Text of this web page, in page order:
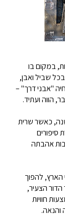
במקום בו
שביל ואבן,
"אבני דרך" –
הווה ועתיד.
החל לפני קרוב ל-20 שנה, כאשר שרית
סיפורים
אהבתה
הארץ, להפוך
הצעיר,
חוויות
והנאה.